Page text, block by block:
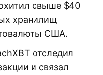
свыше $40
хранилищ
США.
отследил
и связал